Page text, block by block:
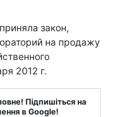
закон,
на продажу
2012 г.
Підпишіться на
в Google!